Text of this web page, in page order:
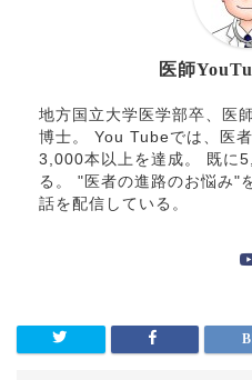
医師
地方国立大学医学部卒、医
博士。 You Tubeでは、医
3,000本以上を達成。 既に
る。 "医者の進路のお悩み"
話を配信している。